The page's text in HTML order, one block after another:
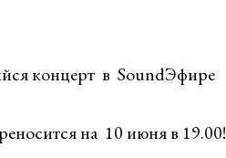
концерт в SoundЭфире
на 10 июня в 19.00!